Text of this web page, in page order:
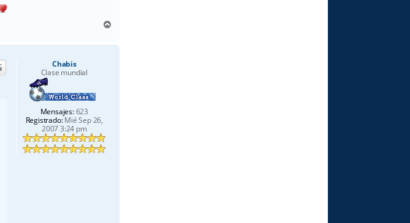
r
Chabis
Clase mundial
Mensajes:623
Registrado:Mié Sep 26,
2007 3:24 pm